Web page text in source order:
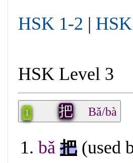
HSK 1-2 |
HSK Level 3
1 把 Bǎ/bà
bǎ 把 (used